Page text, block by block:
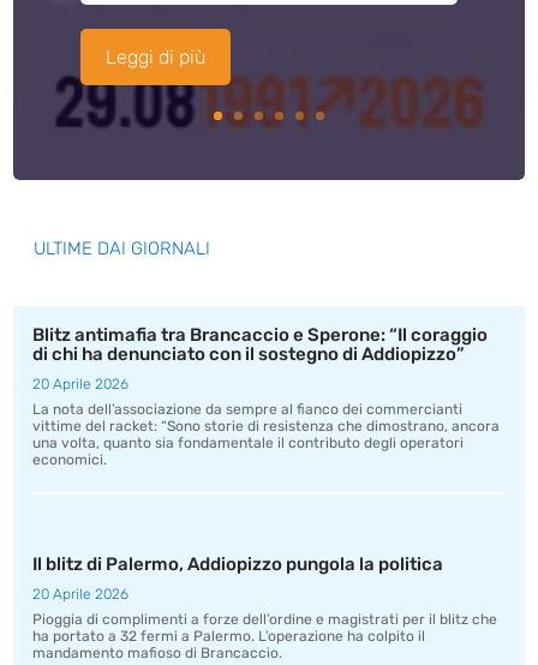
Leggi di più
ULTIME DAI GIORNALI
Blitz antimafia tra Brancaccio e Sperone: “Il coraggio
di chi ha denunciato con il sostegno di Addiopizzo”
20 Aprile 2026
La nota dell’associazione da sempre al fianco dei commercianti
vittime del racket: “Sono storie di resistenza che dimostrano, ancora
una volta, quanto sia fondamentale il contributo degli operatori
economici.
Il blitz di Palermo, Addiopizzo pungola la politica
20 Aprile 2026
Pioggia di complimenti a forze dell’ordine e magistrati per il blitz che
ha portato a 32 fermi a Palermo. L’operazione ha colpito il
mandamento mafioso di Brancaccio.